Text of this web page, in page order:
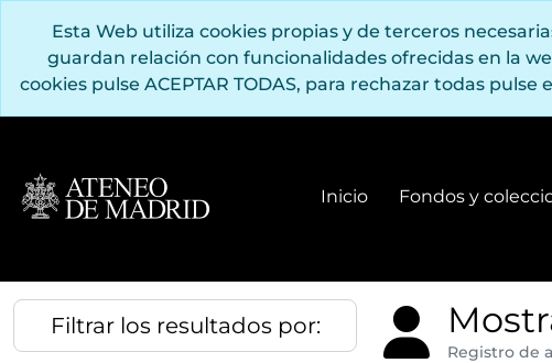
Esta Web utiliza cookies propias y de terceros
guardan relación con funcionalidades ofrecidas en la
cookies pulse ACEPTAR TODAS, para rechazar todas
Inicio Fondos y
Filtrar los resultados por:
Registro de